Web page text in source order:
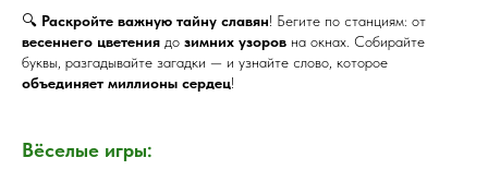
🔍 Раскройте важную тайну славян! Бегите по станциям: от
весеннего цветения до зимних узоров на окнах. Собирайте
буквы, разгадывайте загадки — и узнайте слово, которое
объединяет миллионы сердец!
Вёселые игры: